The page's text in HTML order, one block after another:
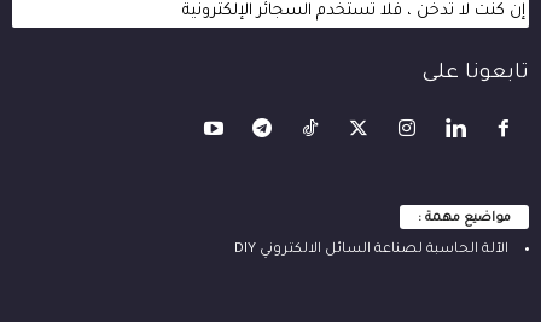
إن كنت لا تدخن ، فلا تستخدم السجائر الإلكترونية
تابعونا على
مواضيع مهمة :
الآلة ‫الحاسبة لصناعة السائل الالكتروني‬ DIY